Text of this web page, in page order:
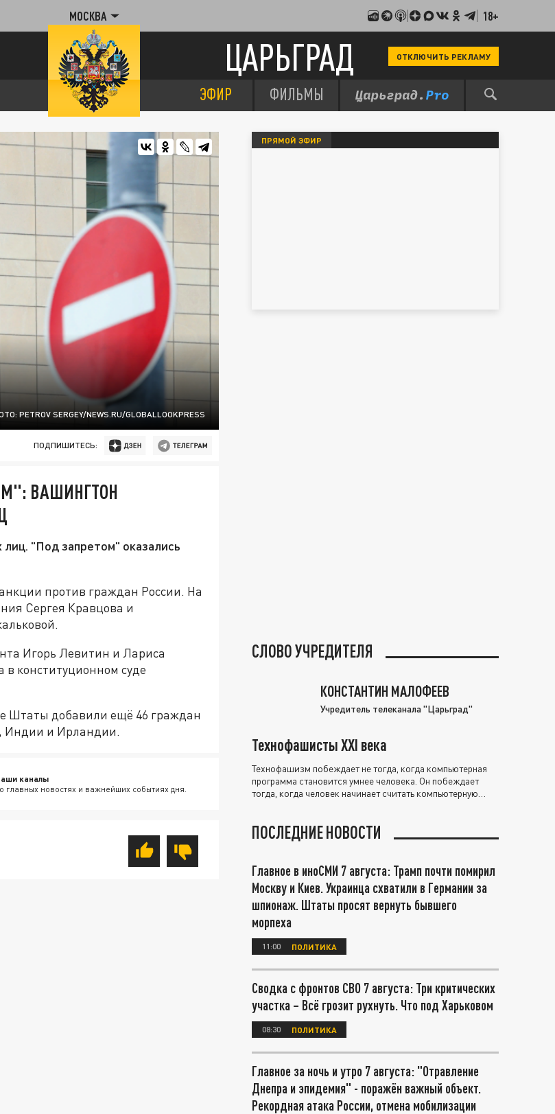
МОСКВА 18+
ЦАРЬГРАД ОТКЛЮЧИТЬ РЕКЛАМУ
ЭФИР ФИЛЬМЫ
PETROV SERGEY/NEWS.RU/GLOBALLOOKPRESS
ПОДПИШИТЕСЬ:
ВАШИНГТОН
"Под запретом" оказались
против граждан России. На
Сергея Кравцова и
Игорь Левитин и Лариса
конституционном суде
Штаты добавили ещё 46 граждан
Индии и Ирландии.
каналы
главных новостях и важнейших событиях дня.
ПРЯМОЙ ЭФИР
СЛОВО УЧРЕДИТЕЛЯ
КОНСТАНТИН МАЛОФЕЕВ
Учредитель телеканала "Царьград"
Технофашисты XXI века
Технофашизм побеждает не тогда, когда компьютерная
программа становится умнее человека. Он побеждает
тогда, когда человек начинает считать компьютерную
ПОСЛЕДНИЕ НОВОСТИ
Главное в иноСМИ 7 августа: Трамп почти помирил
Москву и Киев. Украинца схватили в Германии за
шпионаж. Штаты просят вернуть бывшего
морпеха
11:00 ПОЛИТИКА
Сводка с фронтов СВО 7 августа: Три критических
участка – Всё грозит рухнуть. Что под Харьковом
08:30 ПОЛИТИКА
Главное за ночь и утро 7 августа: "Отравление
Днепра и эпидемия" - поражён важный объект.
Рекордная атака России, отмена мобилизации